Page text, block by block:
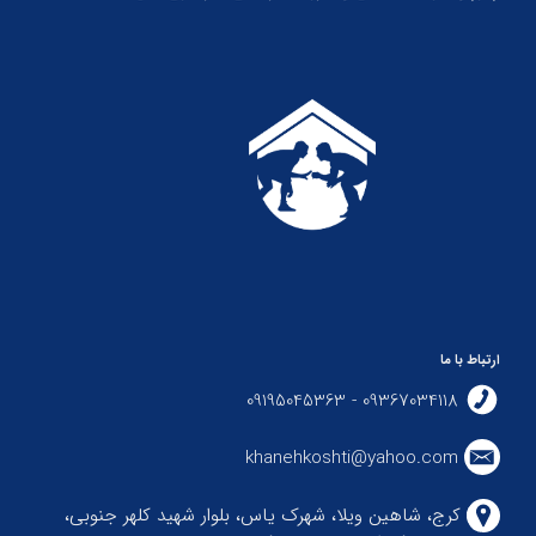
ارتباط با ما
09367034118 - 09195045363
khanehkoshti@yahoo.com
کرج، شاهین ویلا، شهرک یاس، بلوار شهید کلهر جنوبی،